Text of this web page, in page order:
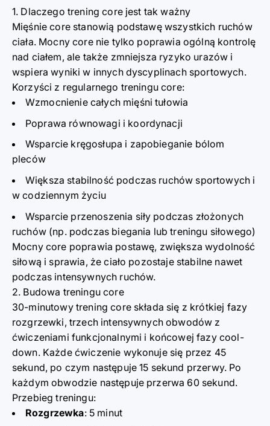
1. Dlaczego trening core jest tak ważny
Mięśnie core stanowią podstawę wszystkich ruchów
ciała. Mocny core nie tylko poprawia ogólną kontrolę
nad ciałem, ale także zmniejsza ryzyko urazów i
wspiera wyniki w innych dyscyplinach sportowych.
Korzyści z regularnego treningu core:
Wzmocnienie całych mięśni tułowia
Poprawa równowagi i koordynacji
Wsparcie kręgosłupa i zapobieganie bólom
pleców
Większa stabilność podczas ruchów sportowych i
w codziennym życiu
Wsparcie przenoszenia siły podczas złożonych
ruchów (np. podczas biegania lub treningu siłowego)
Mocny core poprawia postawę, zwiększa wydolność
siłową i sprawia, że ciało pozostaje stabilne nawet
podczas intensywnych ruchów.
2. Budowa treningu core
30-minutowy trening core składa się z krótkiej fazy
rozgrzewki, trzech intensywnych obwodów z
ćwiczeniami funkcjonalnymi i końcowej fazy cool-
down. Każde ćwiczenie wykonuje się przez 45
sekund, po czym następuje 15 sekund przerwy. Po
każdym obwodzie następuje przerwa 60 sekund.
Przebieg treningu:
Rozgrzewka:5 minut